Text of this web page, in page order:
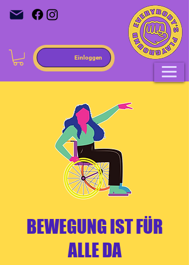
Einloggen
BEWEGUNG IST FÜR
ALLE DA